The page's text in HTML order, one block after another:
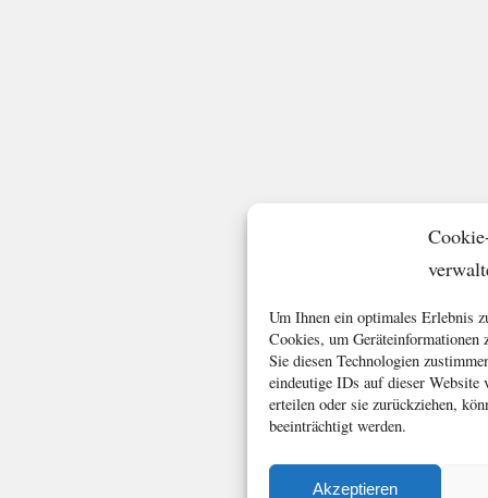
Um Ihnen ein optimales Erlebnis
Cookies, um Geräteinformationen
Sie diesen Technologien
eindeutige IDs auf dieser
erteilen oder sie zurückziehen,
beeinträchtigt werden.
Akzeptieren